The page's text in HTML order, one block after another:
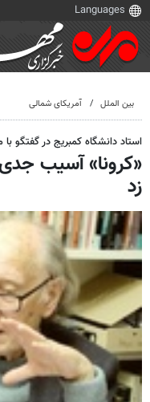
بین الملل آمریکای شمالی
استاد دانشگاه کمبریج در گفتگو با
«کرونا» آسیب
زد